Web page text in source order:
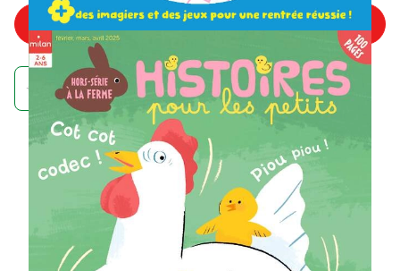
Choisir mon offre
Achetez maintenant et recevez votre numéro de septembre
À quoi ressemble un
abonnement à un
magazine Histoires